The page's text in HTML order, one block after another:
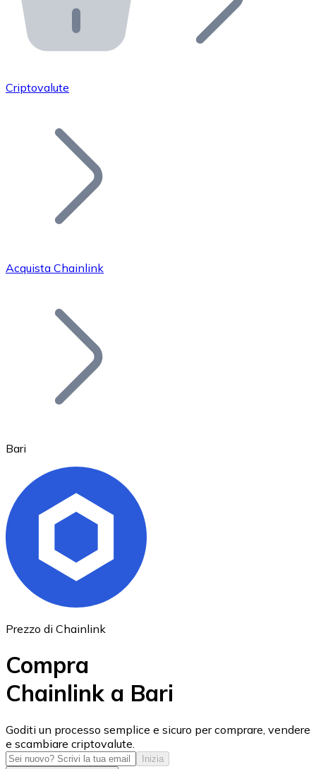
API Bitnovo
Integra la nostra API nel tuo ecosistema.
Unisciti alla nostra rete di rivenditori e
Aggiungi il token del tuo progetto al nostro servizio di
Bitcoin
Ethereum
USD Coin
USDC
Criptovalute
Acquista Chainlink
Bari
Prezzo di Chainlink
Compra
Chainlink a Bari
Goditi un processo semplice e sicuro per comprare, vendere
e scambiare criptovalute.
Inizia